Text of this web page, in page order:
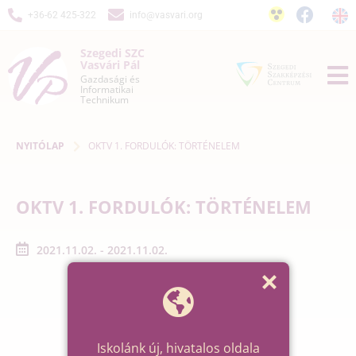
+36-62 425-322 info@vasvari.org
Szegedi SZC
Vasvári Pál
Gazdasági és
Informatikai
Technikum
NYITÓLAP OKTV 1. FORDULÓK: TÖRTÉNELEM
OKTV 1. FORDULÓK: TÖRTÉNELEM
2021.11.02. - 2021.11.02.
Iskolánk új, hivatalos oldala